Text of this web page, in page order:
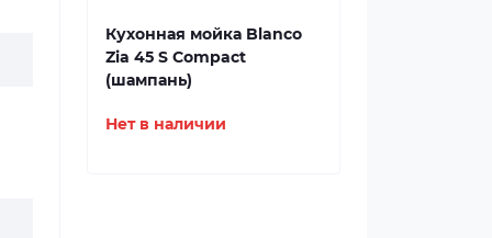
Кухонная мойка Blanco
Zia 45 S Compact
(шампань)
Нет в наличии